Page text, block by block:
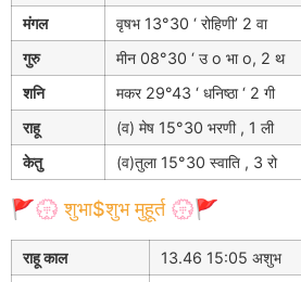
मंगल
वृषभ 13°30 ‘ रोहिणी’ 2 वा
गुरु
मीन 08°30 ‘ उ o भा o, 2 थ
शनि
मकर 29°43 ‘ धनिष्ठा ‘ 2 गी
राहू
(व) मेष 15°30 भरणी , 1 ली
केतु
(व)तुला 15°30 स्वाति , 3 रो
🚩💮 शुभा$शुभ मुहूर्त 💮🚩
राहू काल
13.46 15:05 अशुभ